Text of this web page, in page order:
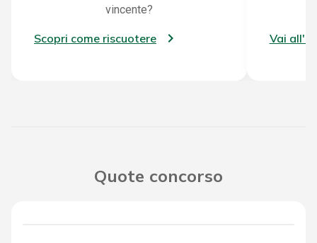
vincente?
Scopri come riscuotere Vai
Quote concorso